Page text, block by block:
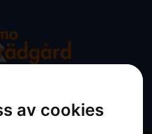
av cookies